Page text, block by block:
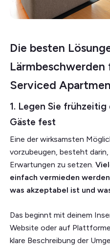
Die besten
Serviced
1. Legen Sie
Gäste fest
Eine der wirksamsten
vorzubeugen, besteht
Erwartungen zu setzen.
einfach vermieden
was akzeptabel ist und
Das beginnt mit deinem
Website oder auf
klare Beschreibung der